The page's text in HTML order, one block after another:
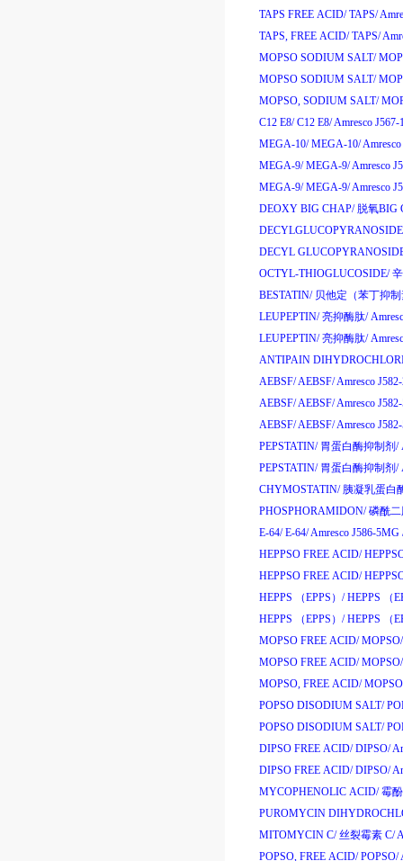
TAPS FREE ACID/ TAPS/
TAPS, FREE ACID/ TAPS/
MOPSO SODIUM SALT/
MOPSO SODIUM SALT/
MOPSO, SODIUM SALT/
C12 E8/ C12 E8/Amresco J567-
MEGA-10/ MEGA-10/
MEGA-9/ MEGA-9/Amresco
MEGA-9/ MEGA-9/Amresco
DEOXY BIG CHAP/ 脱氧BIG
DECYL
OCTYL-THIOGLUCOSIDE/
BESTATIN/ 贝他定 （苯丁抑
LEUPEPTIN/ 亮抑酶肽/
LEUPEPTIN/ 亮抑酶肽/
ANTIPAIN
AEBSF/AEBSF/Amresco
AEBSF/AEBSF/Amresco
AEBSF/AEBSF/Amresco
PEPSTATIN/ 胃蛋白酶抑制剂 /
PEPSTATIN/ 胃蛋白酶抑制剂 /
CHYMOSTATIN/ 胰凝乳蛋白
PHOSPHORAMIDON/ 磷酰
E-64/ E-64/Amresco J586-5MG
HEPPSO FREE ACID/
HEPPSO FREE ACID/
HEPPS （EPPS）/ HEPPS （
HEPPS （EPPS）/ HEPPS （
MOPSO FREE ACID/ MOPSO/
MOPSO FREE ACID/ MOPSO/
MOPSO, FREE ACID/
POPSO DISODIUM SALT/
POPSO DISODIUM SALT/
DIPSO FREE ACID/ DIPSO/
DIPSO FREE ACID/ DIPSO/
MYCOPHENOLIC ACID/ 霉
PUROMYCIN
MITOMYCIN C/ 丝裂霉素 C/
POPSO, FREE ACID/ POPSO/